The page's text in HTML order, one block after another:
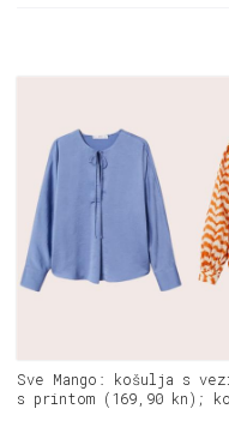
Sve Mango: košulja s
s printom (169,90 kn);